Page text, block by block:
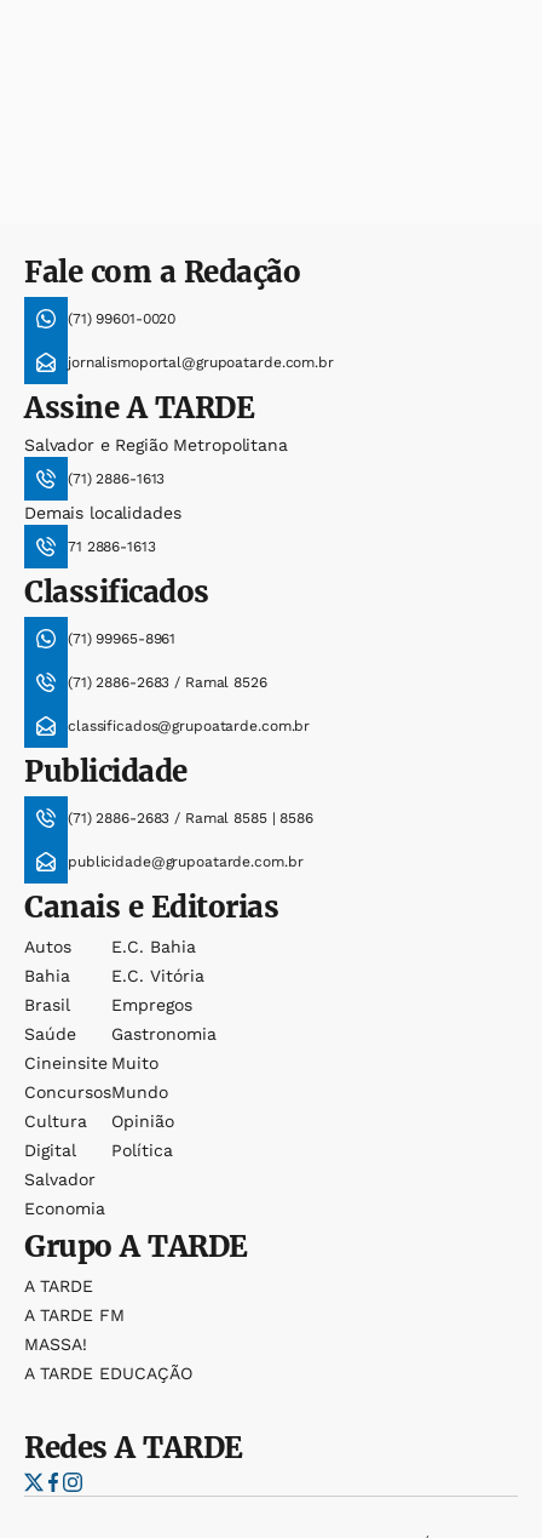
Fale com a Redação
(71) 99601-0020
jornalismoportal@grupoatarde.com.br
AssineA TARDE
Salvador e Região Metropolitana
(71) 2886-1613
Demais localidades
71 2886-1613
Classificados
(71) 99965-8961
(71) 2886-2683 / Ramal 8526
classificados@grupoatarde.com.br
Publicidade
(71) 2886-2683 / Ramal 8585 | 8586
publicidade@grupoatarde.com.br
Canais e Editorias
Autos
Bahia
Brasil
Saúde
Cineinsite
Concursos
Cultura
Digital
Salvador
Economia
E.c. Bahia
E.c. Vitória
Empregos
Gastronomia
Muito
Mundo
Opinião
Política
GrupoA TARDE
A TARDE
A TARDE FM
MASSA!
A TARDE EDUCAÇÃO
RedesA TARDE